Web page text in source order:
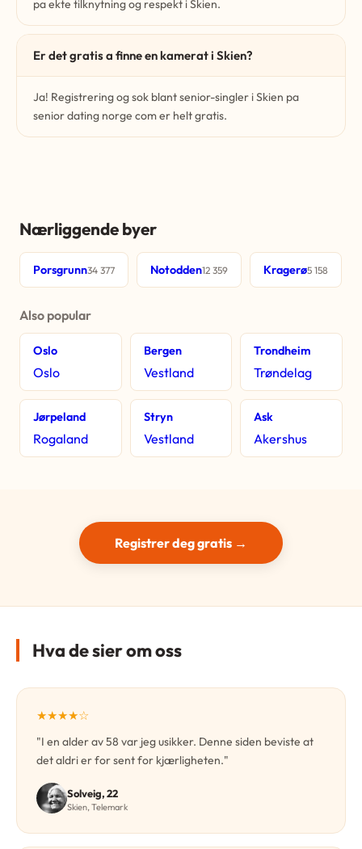
pa ekte tilknytning og respekt i Skien.
Er det gratis a finne en kamerat i Skien?
Ja! Registrering og sok blant senior-singler i Skien pa
senior dating norge com er helt gratis.
Nærliggende byer
Porsgrunn34 377 Notodden12 359 Kragerø5 158
Also popular
Oslo
Oslo
Bergen
Vestland
Trondheim
Trøndelag
Jørpeland
Rogaland
Stryn
Vestland
Ask
Akershus
Registrer deg gratis →
Hva de sier om oss
★★★★☆
"I en alder av 58 var jeg usikker. Denne siden beviste at
det aldri er for sent for kjærligheten."
Solveig, 22
Skien, Telemark